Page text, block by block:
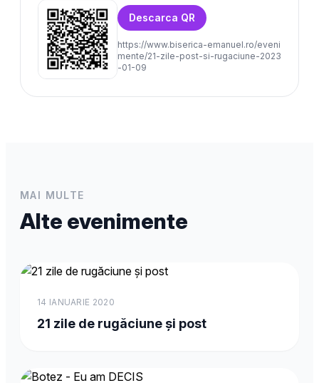
Descarca QR
https://www.biserica-emanuel.ro/eveni
mente/21-zile-post-si-rugaciune-2023
-01-09
MAI MULTE
Alte evenimente
14 IANUARIE 2020
21 zile de rugăciune și post